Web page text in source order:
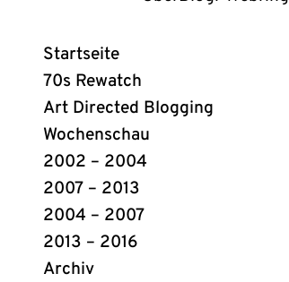
Webring
Links
Startseite
70s Rewatch
Art Directed Blogging
Wochenschau
2002 – 2004
2007 – 2013
2004 – 2007
2013 – 2016
Archiv